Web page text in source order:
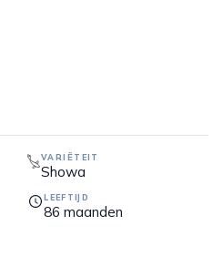
VARIËTEIT
Showa
LEEFTIJD
86 maanden